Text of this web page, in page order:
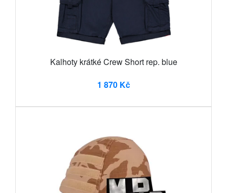
Kalhoty krátké Crew Short rep. blue
1 870 Kč